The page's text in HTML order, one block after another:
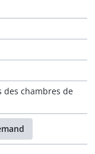
des chambres de